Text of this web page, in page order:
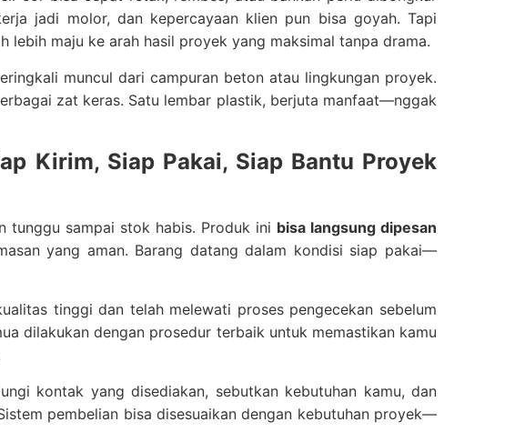
jadi molor, dan kepercayaan klien pun bisa goyah. Tapi
lebih maju ke arah hasil proyek yang maksimal tanpa drama.
muncul dari campuran beton atau lingkungan proyek.
zat keras. Satu lembar plastik, berjuta manfaat—nggak
Kirim, Siap Pakai, Siap Bantu Proyek
tunggu sampai stok habis. Produk ini bisa langsung dipesan
yang aman. Barang datang dalam kondisi siap pakai—
tinggi dan telah melewati proses pengecekan sebelum
dilakukan dengan prosedur terbaik untuk memastikan kamu
kontak yang disediakan, sebutkan kebutuhan kamu, dan
pembelian bisa disesuaikan dengan kebutuhan proyek—